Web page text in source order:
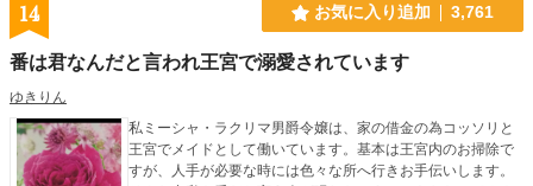
14 お気に入り追加 3,761
番は君なんだと言われ王宮で溺愛されています
ゆきりん
私ミーシャ・ラクリマ男爵令嬢は、家の借金の為コッソリと
王宮でメイドとして働いています。基本は王宮内のお掃除で
すが、人手が必要な時には色々な所へ行きお手伝いします。